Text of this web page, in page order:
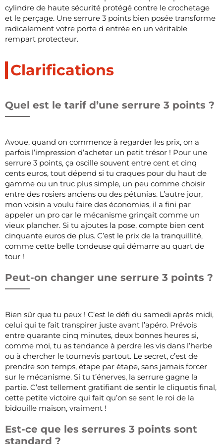
cylindre de haute sécurité protégé contre le crochetage
et le perçage. Une serrure 3 points bien posée transforme
radicalement votre porte d entrée en un véritable
rempart protecteur.
Clarifications
Quel est le tarif d’une serrure 3 points ?
Avoue, quand on commence à regarder les prix, on a
parfois l’impression d’acheter un petit trésor ! Pour une
serrure 3 points, ça oscille souvent entre cent et cinq
cents euros, tout dépend si tu craques pour du haut de
gamme ou un truc plus simple, un peu comme choisir
entre des rosiers anciens ou des pétunias. L’autre jour,
mon voisin a voulu faire des économies, il a fini par
appeler un pro car le mécanisme grinçait comme un
vieux plancher. Si tu ajoutes la pose, compte bien cent
cinquante euros de plus. C’est le prix de la tranquillité,
comme cette belle tondeuse qui démarre au quart de
tour !
Peut-on changer une serrure 3 points ?
Bien sûr que tu peux ! C’est le défi du samedi après midi,
celui qui te fait transpirer juste avant l’apéro. Prévois
entre quarante cinq minutes, deux bonnes heures si,
comme moi, tu as tendance à perdre les vis dans l’herbe
ou à chercher le tournevis partout. Le secret, c’est de
prendre son temps, étape par étape, sans jamais forcer
sur le mécanisme. Si tu t’énerves, la serrure gagne la
partie. C’est tellement gratifiant de sentir le cliquetis final,
cette petite victoire qui fait qu’on se sent le roi de la
bidouille maison, vraiment !
Est-ce que les serrures 3 points sont
standard ?